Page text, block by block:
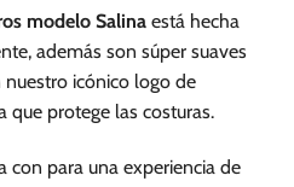
opciones
pueden
elegir
en
página
modelo Salina está hecha
además son súper suaves
icónico logo de
que protege las costuras.
con para una experiencia de